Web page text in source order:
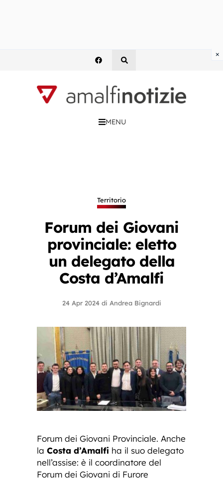
MENU
Territorio
Forum dei Giovani
provinciale: eletto
un delegato della
Costa d’Amalfi
24 Apr 2024 di Andrea Bignardi
Forum dei Giovani Provinciale. Anche
la Costa d’Amalfi ha il suo delegato
nell’assise: è il coordinatore del
Forum dei Giovani di Furore
×